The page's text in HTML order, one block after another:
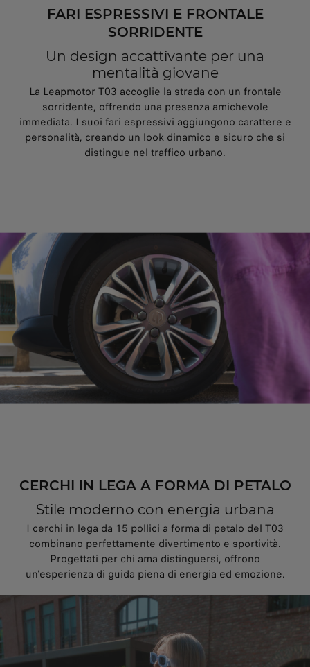
FARI ESPRESSIVI E FRONTALE
SORRIDENTE
Un design accattivante per una
mentalità giovane
La Leapmotor T03 accoglie la strada con un frontale
sorridente, offrendo una presenza amichevole
immediata. I suoi fari espressivi aggiungono carattere e
personalità, creando un look dinamico e sicuro che si
distingue nel traffico urbano.
CERCHI IN LEGA A FORMA DI PETALO
Stile moderno con energia urbana
I cerchi in lega da 15 pollici a forma di petalo del T03
combinano perfettamente divertimento e sportività.
Progettati per chi ama distinguersi, offrono
un'esperienza di guida piena di energia ed emozione.